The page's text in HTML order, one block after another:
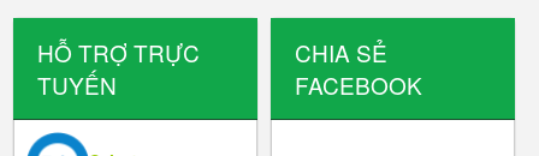
HỖ TRỢ TRỰC
TUYẾN
CHIA SẺ
FACEBOOK